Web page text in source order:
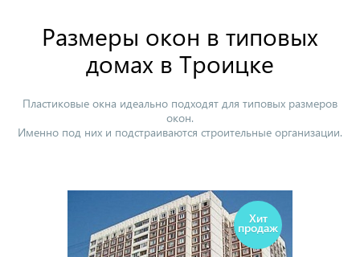
Размеры окон в типовых
домах в Троицке
Пластиковые окна идеально подходят для типовых размеров
окон.
Именно под них и подстраиваются строительные организации.
Хит
продаж